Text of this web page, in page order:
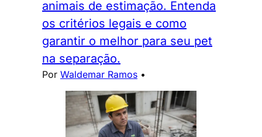
animais de estimação. Entenda
os critérios legais e como
garantir o melhor para seu pet
na separação.
Por Waldemar Ramos •